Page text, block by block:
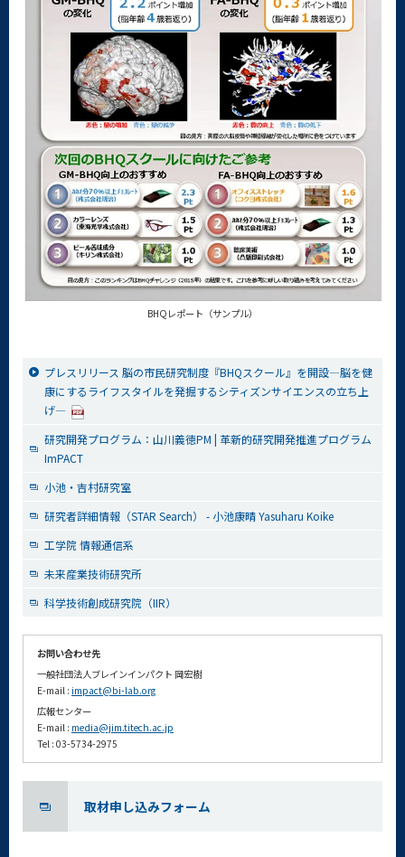
BHQレポート（サンプル）
プレスリリース 脳の市民研究制度『BHQスクール』を開設―脳を健
康にするライフスタイルを発掘するシティズンサイエンスの立ち上
げ―
研究開発プログラム：山川義徳PM | 革新的研究開発推進プログラム
ImPACT
小池・吉村研究室
研究者詳細情報（STAR Search） - 小池康晴 Yasuharu Koike
工学院 情報通信系
未来産業技術研究所
科学技術創成研究院（IIR）
お問い合わせ先
一般社団法人ブレインインパクト 岡宏樹
E-mail : impact@bi-lab.org
広報センター
E-mail : media@jim.titech.ac.jp
Tel : 03-5734-2975
取材申し込みフォーム